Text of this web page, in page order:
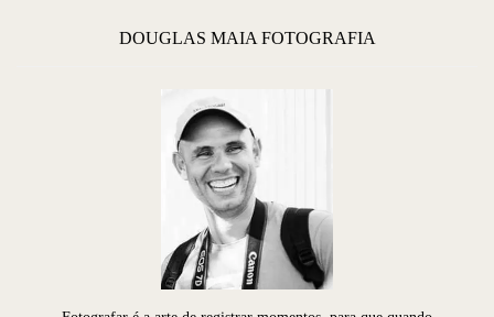
DOUGLAS MAIA FOTOGRAFIA